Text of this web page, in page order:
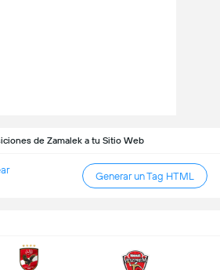
de Zamalek a tu Sitio Web
Generar un Tag HTML